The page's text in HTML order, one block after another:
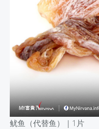
鱿鱼（代替鱼）｜ 1片